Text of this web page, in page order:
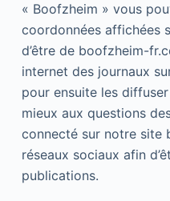
« Boofzheim » vous
coordonnées affichées
d’être de boofzheim-
internet des journaux
pour ensuite les
mieux aux questions
connecté sur notre site
réseaux sociaux afin
publications.